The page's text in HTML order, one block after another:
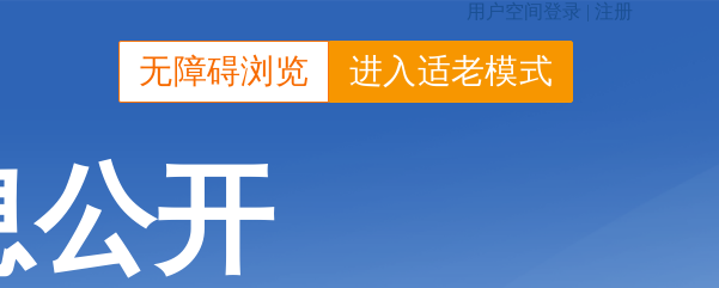
无障碍浏览 进入适老模式
公开